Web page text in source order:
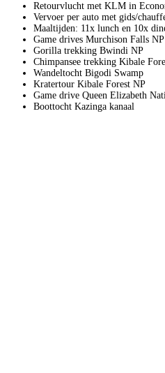
Retourvlucht met KLM in
Vervoer per auto met gids/
Maaltijden: 11x lunch en 10x
Game drives Murchison Falls NP
Gorilla trekking Bwindi NP
Chimpansee trekking Kibale
Wandeltocht Bigodi Swamp
Kratertour Kibale Forest NP
Game drive Queen Elizabeth
Boottocht Kazinga kanaal